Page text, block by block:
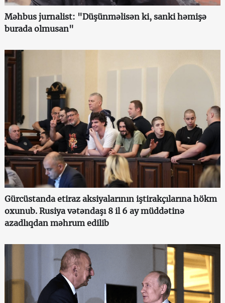
Məhbus jurnalist: "Düşünməlisən ki, sanki həmişə
burada olmusan"
Gürcüstanda etiraz aksiyalarının iştirakçılarına hökm
oxunub. Rusiya vətəndaşı 8 il 6 ay müddətinə
azadlıqdan məhrum edilib